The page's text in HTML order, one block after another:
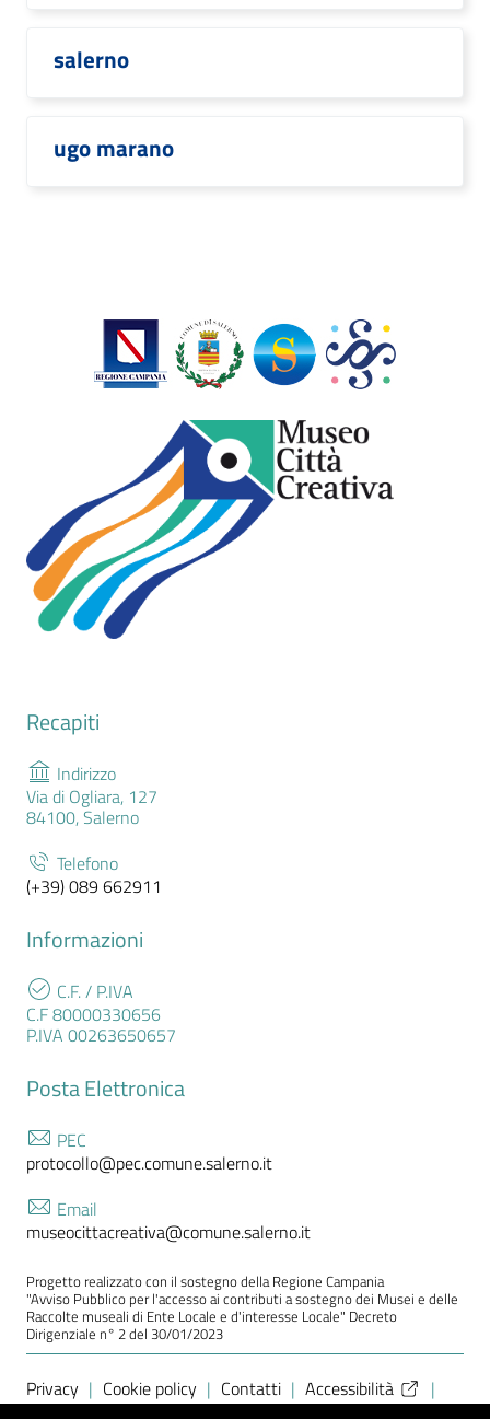
salerno
ugo marano
Recapiti
Indirizzo
Via di Ogliara, 127
84100, Salerno
Telefono
(+39) 089 662911
Informazioni
C.F. / P.IVA
C.F 80000330656
P.IVA 00263650657
Posta Elettronica
PEC
protocollo@pec.comune.salerno.it
Email
museocittacreativa@comune.salerno.it
Progetto realizzato con il sostegno della Regione Campania
"Avviso Pubblico per l'accesso ai contributi a sostegno dei Musei e delle
Raccolte museali di Ente Locale e d'interesse Locale" Decreto
Dirigenziale n° 2 del 30/01/2023
Sezione Link Utili
Privacy | Cookie policy | Contatti | Accessibilità
|